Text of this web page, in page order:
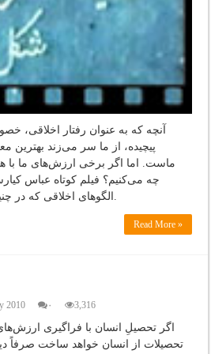
آنچه که به عنوان رفتار اخلاقی،
پیچیده، از ما سر می‌زند بهترین
ماست. اما اگر برخی ارزش‌های ما با هم
چه می‌‌کنیم؟ فیلم کوتاه عباس
الگوهای اخلاقی که در چنین شرایطی به میان می‌آیند.
Read More »
2010 ۰ 3,316
اگر تحصیلِ انسان با فراگیری
تحصیلات از انسان خواهد ساخت